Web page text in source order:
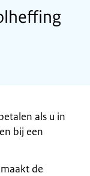
als u in
bij een
de